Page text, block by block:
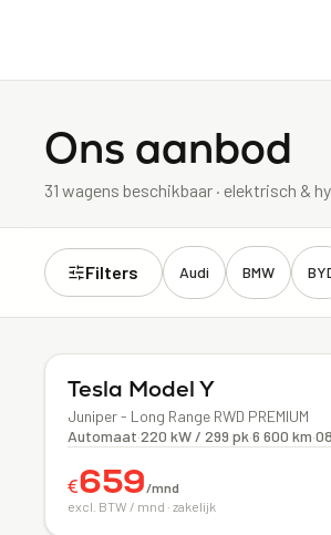
Ons aanbod
31 wagens beschikbaar · elektrisch &
Filters Audi BMW
Elektrisch
Tesla Model Y
Juniper - Long Range RWD PREMIUM
Automaat·220 kW / 299 pk·6 600 km·
€659/mnd
excl. BTW / mnd · zakelijk